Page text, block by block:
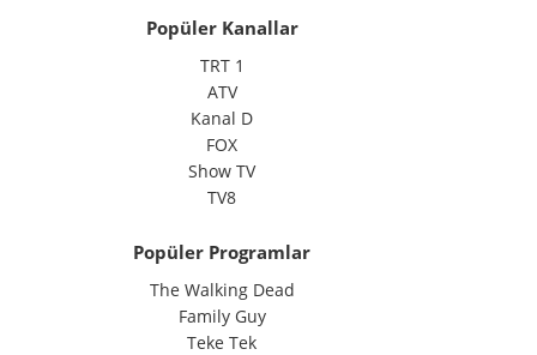
Popüler Kanallar
TRT 1
ATV
Kanal D
FOX
Show TV
TV8
Popüler Programlar
The Walking Dead
Family Guy
Teke Tek